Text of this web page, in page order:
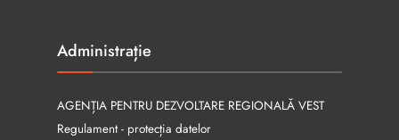
Administrație
AGENȚIA PENTRU DEZVOLTARE REGIONALĂ VEST
Regulament - protecția datelor